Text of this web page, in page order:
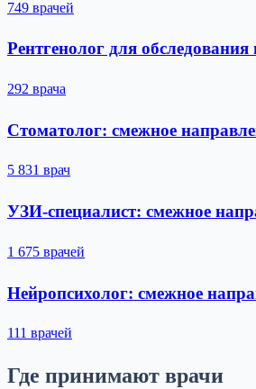
749 врачей
Рентгенолог для
292 врача
Стоматолог: смежное
5 831 врач
УЗИ-специалист: смежное
1 675 врачей
Нейропсихолог: смежное
111 врачей
Где принимают врачи